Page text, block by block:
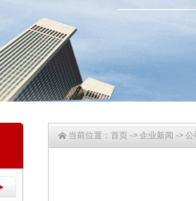
当前位置： 首页 -> 企业新闻 -> 公